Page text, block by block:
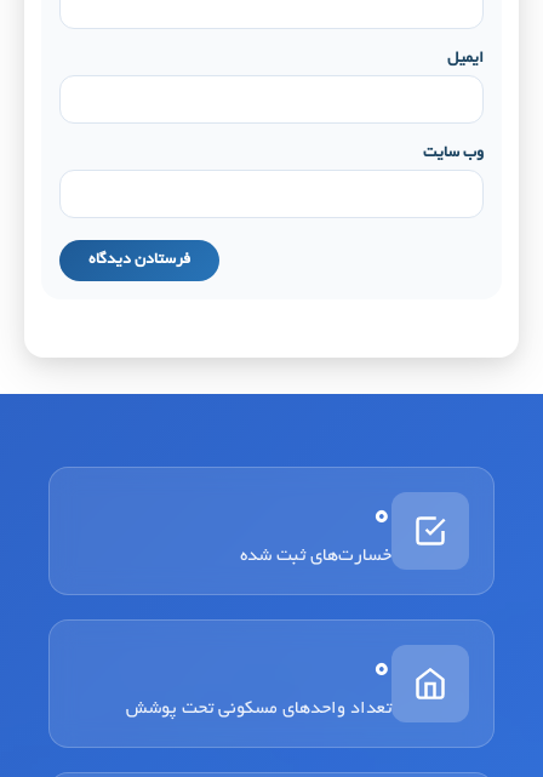
ایمیل
وب‌ سایت
0
خسارت‌های ثبت شده
0
تعداد واحدهای مسکونی تحت پوشش